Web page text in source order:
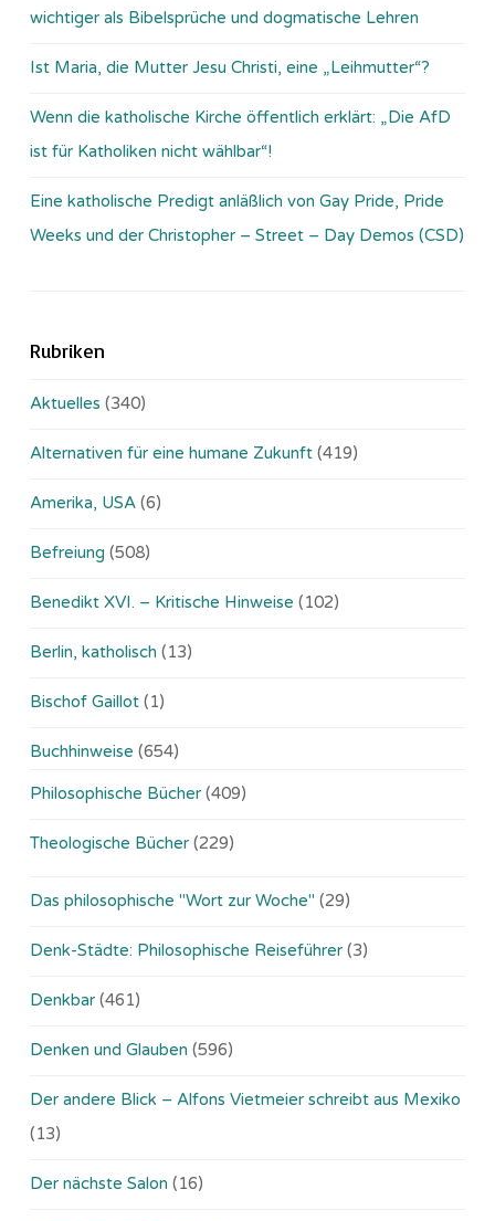
wichtiger als Bibelsprüche und dogmatische Lehren
Ist Maria, die Mutter Jesu Christi, eine „Leihmutter“?
Wenn die katholische Kirche öffentlich erklärt: „Die AfD
ist für Katholiken nicht wählbar“!
Eine katholische Predigt anläßlich von Gay Pride, Pride
Weeks und der Christopher – Street – Day Demos (CSD)
Rubriken
Aktuelles (340)
Alternativen für eine humane Zukunft (419)
Amerika, USA (6)
Befreiung (508)
Benedikt XVI. – Kritische Hinweise (102)
Berlin, katholisch (13)
Bischof Gaillot (1)
Buchhinweise (654)
Philosophische Bücher (409)
Theologische Bücher (229)
Das philosophische "Wort zur Woche" (29)
Denk-Städte: Philosophische Reiseführer (3)
Denkbar (461)
Denken und Glauben (596)
Der andere Blick – Alfons Vietmeier schreibt aus Mexiko
(13)
Der nächste Salon (16)